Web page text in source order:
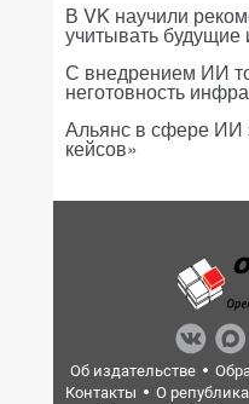
В VK научили
учитывать будущие
С внедрением ИИ
неготовность
Альянс в сфере ИИ
кейсов»
Об издательстве
Контакты
О